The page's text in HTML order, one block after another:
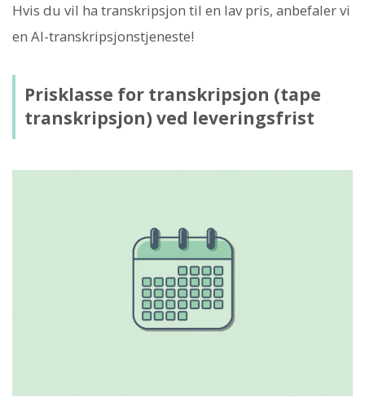
Hvis du vil ha transkripsjon til en lav pris, anbefaler vi
en AI-transkripsjonstjeneste!
Prisklasse for transkripsjon (tape
transkripsjon) ved leveringsfrist